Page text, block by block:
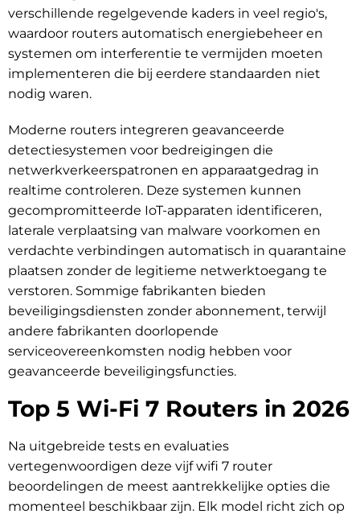
verschillende regelgevende kaders in veel regio's,
waardoor routers automatisch energiebeheer en
systemen om interferentie te vermijden moeten
implementeren die bij eerdere standaarden niet
nodig waren.
Moderne routers integreren geavanceerde
detectiesystemen voor bedreigingen die
netwerkverkeerspatronen en apparaatgedrag in
realtime controleren. Deze systemen kunnen
gecompromitteerde IoT-apparaten identificeren,
laterale verplaatsing van malware voorkomen en
verdachte verbindingen automatisch in quarantaine
plaatsen zonder de legitieme netwerktoegang te
verstoren. Sommige fabrikanten bieden
beveiligingsdiensten zonder abonnement, terwijl
andere fabrikanten doorlopende
serviceovereenkomsten nodig hebben voor
geavanceerde beveiligingsfuncties.
Top 5 Wi-Fi 7 Routers in 2026
Na uitgebreide tests en evaluaties
vertegenwoordigen deze vijf wifi 7 router
beoordelingen de meest aantrekkelijke opties die
momenteel beschikbaar zijn. Elk model richt zich op